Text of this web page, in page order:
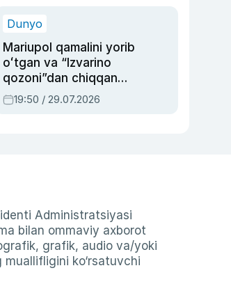
Dunyo
Mariupol qamalini yorib
oʻtgan va “Izvarino
qozoni”dan chiqqan
qahramon — Ukraina
armiyasi bosh
19:50 / 29.07.2026
Administratsiyasi
bilan ommaviy axborot
grafik, audio va/yoki
ko‘rsatuvchi